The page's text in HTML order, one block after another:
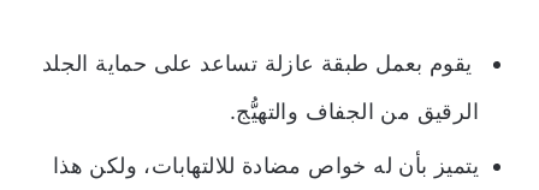
يقوم بعمل طبقة عازلة تساعد على حماية الجلد
الرقيق من الجفاف والتهيُّج.
يتميز بأن له خواص مضادة للالتهابات، ولكن هذا